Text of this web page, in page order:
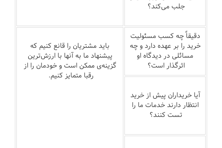
جلب می‌کند؟
دقیقاً چه کسب مسئولیت
خرید را بر عهده دارد و چه
مسائلی در دیدگاه او
اثرگذار است؟
باید مشتریان را قانع کنیم که
پیشنهاد ما به آنها با ارزش‌ترین
گزینه‌ی ممکن است و خودمان را از
رقبا متمایز کنیم.
آیا خریداران پیش از خرید
انتظار دارند خدمات ما را
تست کنند؟